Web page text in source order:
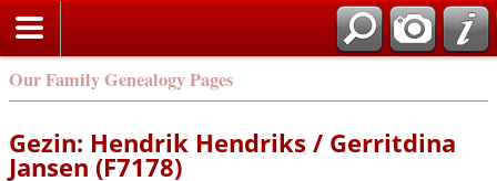
Our Family Genealogy Pages
Gezin: Hendrik Hendriks / Gerritdina
Jansen (F7178)